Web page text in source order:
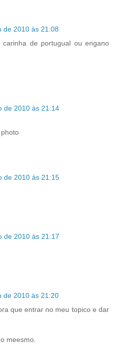
de 2010 às 21:08
de portugual ou engano
de 2010 às 21:14
de 2010 às 21:15
de 2010 às 21:17
de 2010 às 21:20
que entrar no meu topico e dar
meesmo.